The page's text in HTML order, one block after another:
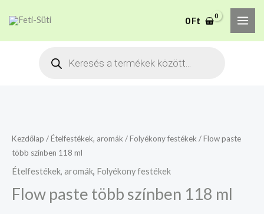
content
0Ft
Products
Kezdőlap /Ételfestékek, aromák /Folyékony festékek / Flow paste
több színben 118 ml
Ételfestékek, aromák, Folyékony festékek
Flow paste több színben 118 ml
több
színben
118
mennyiség
A mélyhűtött termékeket
csakis saját felelősségre
Megértettem